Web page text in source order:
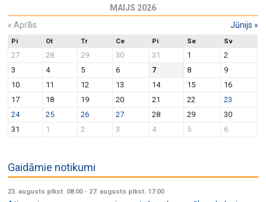
s
N
a
v
g
a
t
n
t
i
o
n
MAIJS 2026
« Aprīlis Jūnijs »
Pi Ot Tr Ce Pi Se Sv
27 28 29 30 31 1
2
3
4 5 6 7 8
9
10
11 12 13 14 15
16
17
18 19 20 21 22
23
24
25 26 27 28 29
30
31
1 2 3 4 5 6
Gaidāmie notikumi
23. augusts plkst. 08:00- 27. augusts plkst. 17:00